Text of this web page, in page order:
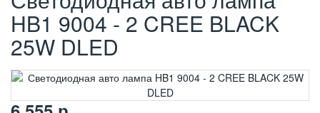
HB1 9004 - 2 CREE BLACK
25W DLED